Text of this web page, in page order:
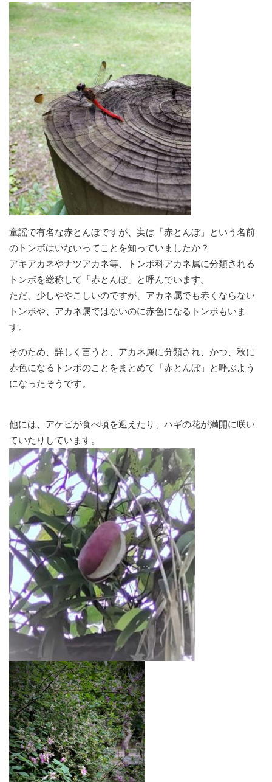
童謡で有名な赤とんぼですが、実は「赤とんぼ」という名前
のトンボはいないってことを知っていましたか？
アキアカネやナツアカネ等、トンボ科アカネ属に分類される
トンボを総称して「赤とんぼ」と呼んでいます。
ただ、少しややこしいのですが、アカネ属でも赤くならない
トンボや、アカネ属ではないのに赤色になるトンボもいま
す。
そのため、詳しく言うと、アカネ属に分類され、かつ、秋に
赤色になるトンボのことをまとめて「赤とんぼ」と呼ぶよう
になったそうです。
他には、アケビが食べ頃を迎えたり、ハギの花が満開に咲い
ていたりしています。